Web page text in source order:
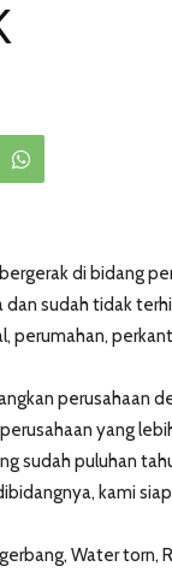
di bidang
dan sudah tidak
perumahan,
perusahaan
yang
sudah puluhan
kami
Water torn,